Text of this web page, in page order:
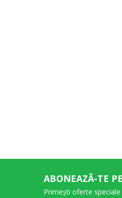
ABONEAZĂ-TE
Primești oferte